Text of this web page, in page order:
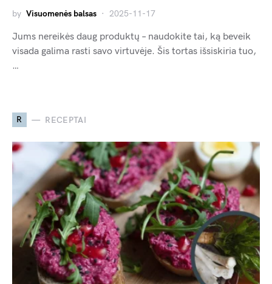
by Visuomenės balsas 2025-11-17
Jums nereikės daug produktų – naudokite tai, ką beveik
visada galima rasti savo virtuvėje. Šis tortas išsiskiria tuo,
…
R RECEPTAI